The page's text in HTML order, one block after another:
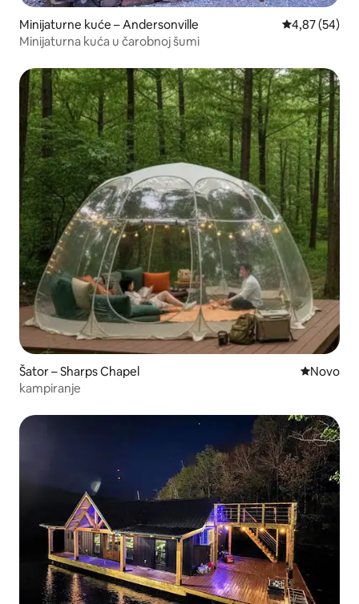
Minijaturne kuće – Andersonville Prosječna
4,87 (54)
Minijaturna kuća u čarobnoj šumi
Šator – Sharps Chapel Novi
Novo
kampiranje